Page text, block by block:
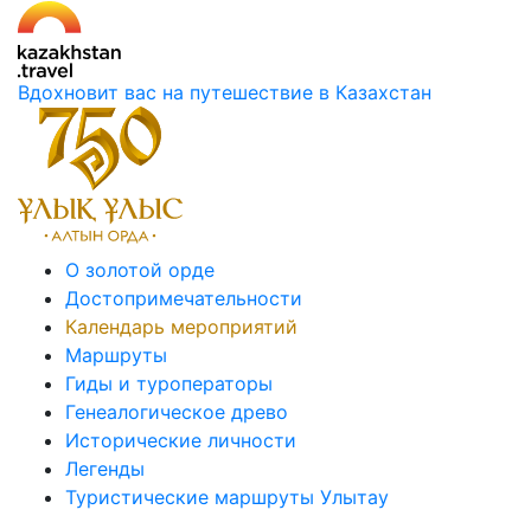
Вдохновит вас на путешествие в Казахстан
О золотой орде
Достопримечательности
Календарь мероприятий
Маршруты
Гиды и туроператоры
Генеалогическое древо
Исторические личности
Легенды
Туристические маршруты Улытау